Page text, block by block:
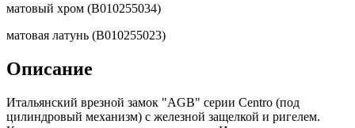
матовый хром (B010255034)
матовая латунь (B010255023)
Описание
Итальянский врезной замок "AGB" серии Centro (под
цилиндровый механизм) с железной защелкой и ригелем.